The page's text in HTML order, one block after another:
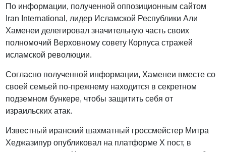
По информации, полученной оппозиционным сайтом
Iran International, лидер Исламской Республики Али
Хаменеи делегировал значительную часть своих
полномочий Верховному совету Корпуса стражей
исламской революции.
Согласно полученной информации, Хаменеи вместе со
своей семьей по-прежнему находится в секретном
подземном бункере, чтобы защитить себя от
израильских атак.
Известный иранский шахматный гроссмейстер Митра
Хеджазипур опубликовал на платформе X пост, в